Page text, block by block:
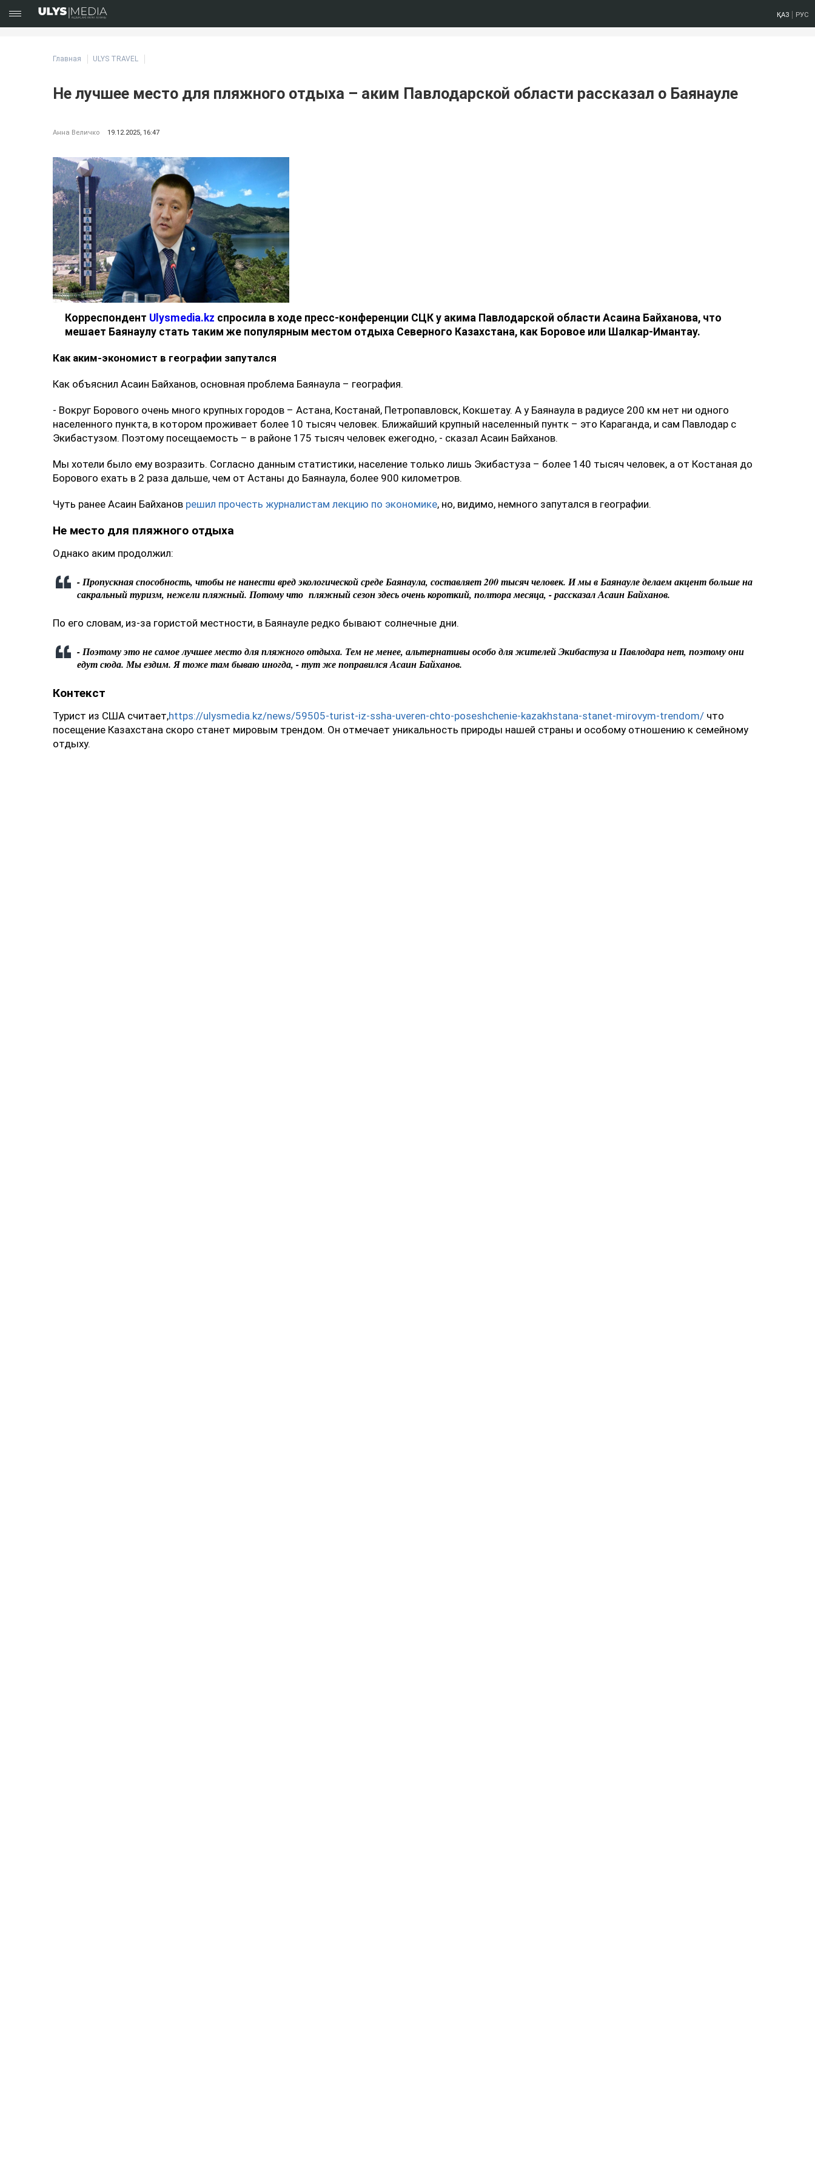
ҚАЗ РУС
Главная ULYS TRAVEL
Не лучшее место для пляжного отдыха – аким Павлодарской области рассказал о Баянауле
Анна Величко 19.12.2025, 16:47
Ulysmedia.kz
Корреспондент Ulysmedia.kz спросила в ходе пресс-конференции СЦК у акима Павлодарской области Асаина Байханова, что
мешает Баянаулу стать таким же популярным местом отдыха Северного Казахстана, как Боровое или Шалкар-Имантау.
Как аким-экономист в географии запутался
Как объяснил Асаин Байханов, основная проблема Баянаула – география.
- Вокруг Борового очень много крупных городов – Астана, Костанай, Петропавловск, Кокшетау. А у Баянаула в радиусе 200 км нет ни одного
населенного пункта, в котором проживает более 10 тысяч человек. Ближайший крупный населенный пунтк – это Караганда, и сам Павлодар с
Экибастузом. Поэтому посещаемость – в районе 175 тысяч человек ежегодно, - сказал Асаин Байханов.
Мы хотели было ему возразить. Согласно данным статистики, население только лишь Экибастуза – более 140 тысяч человек, а от Костаная до
Борового ехать в 2 раза дальше, чем от Астаны до Баянаула, более 900 километров.
Чуть ранее Асаин Байханов решил прочесть журналистам лекцию по экономике, но, видимо, немного запутался в географии.
Не место для пляжного отдыха
Однако аким продолжил:
- Пропускная способность, чтобы не нанести вред экологической среде Баянаула, составляет 200 тысяч человек. И мы в Баянауле делаем акцент больше на
сакральный туризм, нежели пляжный. Потому что пляжный сезон здесь очень короткий, полтора месяца, - рассказал Асаин Байханов.
По его словам, из-за гористой местности, в Баянауле редко бывают солнечные дни.
- Поэтому это не самое лучшее место для пляжного отдыха. Тем не менее, альтернативы особо для жителей Экибастуза и Павлодара нет, поэтому они
едут сюда. Мы ездим. Я тоже там бываю иногда, - тут же поправился Асаин Байханов.
Контекст
Турист из США считает,https://ulysmedia.kz/news/59505-turist-iz-ssha-uveren-chto-poseshchenie-kazakhstana-stanet-mirovym-trendom/ что
посещение Казахстана скоро станет мировым трендом. Он отмечает уникальность природы нашей страны и особому отношению к семейному
отдыху.